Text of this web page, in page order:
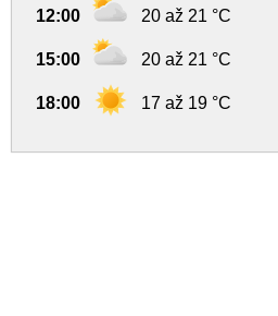
12:00 20 až 21 °C
15:00 20 až 21 °C
18:00 17 až 19 °C